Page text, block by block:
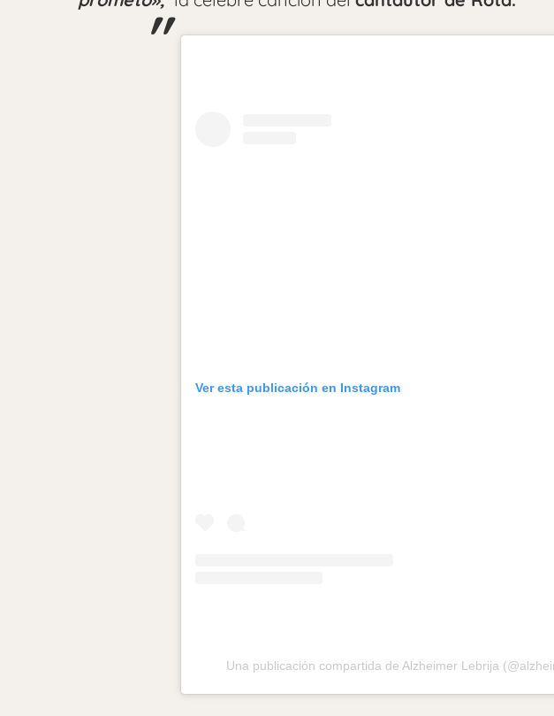
Ver esta publicación en Instagram
Una publicación compartida de Alzheimer Lebrija